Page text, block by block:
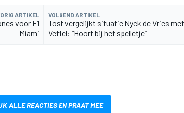
ARTIKEL
voor F1
Miami
VOLGEND ARTIKEL
Tost vergelijkt situatie Nyck de Vries met
Vettel: “Hoort bij het spelletje”
ALLE REACTIES EN PRAAT MEE